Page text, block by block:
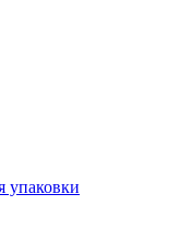
упаковки